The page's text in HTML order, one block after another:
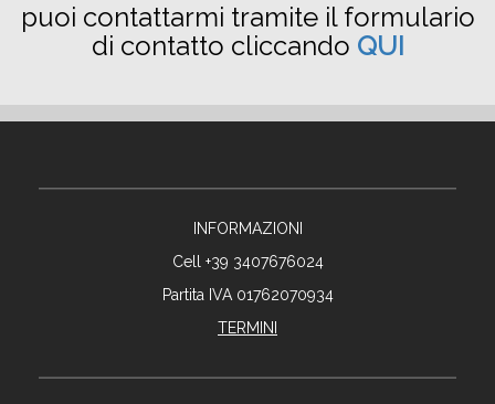
puoi contattarmi tramite il formulario
di contatto cliccando QUI
INFORMAZIONI
Cell +39 3407676024
Partita IVA 01762070934
TERMINI